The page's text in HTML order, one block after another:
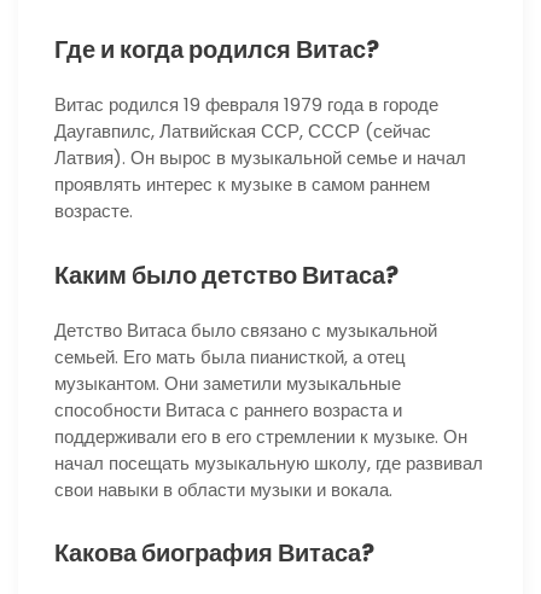
Где и когда родился Витас?
Витас родился 19 февраля 1979 года в городе
Даугавпилс, Латвийская ССР, СССР (сейчас
Латвия). Он вырос в музыкальной семье и начал
проявлять интерес к музыке в самом раннем
возрасте.
Каким было детство Витаса?
Детство Витаса было связано с музыкальной
семьей. Его мать была пианисткой, а отец
музыкантом. Они заметили музыкальные
способности Витаса с раннего возраста и
поддерживали его в его стремлении к музыке. Он
начал посещать музыкальную школу, где развивал
свои навыки в области музыки и вокала.
Какова биография Витаса?